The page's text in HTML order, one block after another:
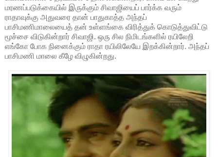
மரணப்படுக்கையில் இருக்கும் சிவாஜியைப் பார்க்க வரும்
ராதாவுக்கு அதுவரை தான் பாதுகாத்த அந்தப்
பாசிமணிமாலையைத் தன் உள்ளங்கை விரித்துக் கொடுத்துவிட்டு
மூச்சை விடுகின்றார் சிவாஜி. ஒரு சில நிமிடங்களில் ரயிலேறி
எங்கோ போக நினைக்கும் ராதா ரயிலிலேயே இறக்கின்றார். அந்தப்
பாசிமணி மாலை கீழே விழுகின்றது.